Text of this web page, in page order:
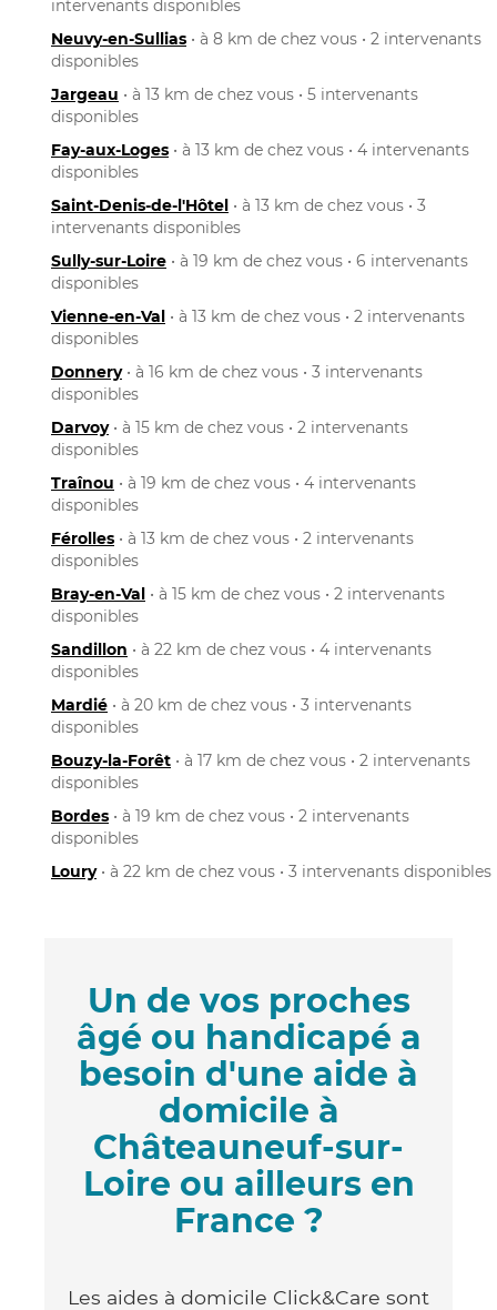
intervenants disponibles
Neuvy-en-Sullias • à 8 km de chez vous • 2 intervenants
disponibles
Jargeau • à 13 km de chez vous • 5 intervenants
disponibles
Fay-aux-Loges • à 13 km de chez vous • 4 intervenants
disponibles
Saint-Denis-de-l'Hôtel • à 13 km de chez vous • 3
intervenants disponibles
Sully-sur-Loire • à 19 km de chez vous • 6 intervenants
disponibles
Vienne-en-Val • à 13 km de chez vous • 2 intervenants
disponibles
Donnery• à 16 km de chez vous • 3 intervenants
disponibles
Darvoy• à 15 km de chez vous • 2 intervenants
disponibles
Traînou • à 19 km de chez vous • 4 intervenants
disponibles
Férolles • à 13 km de chez vous • 2 intervenants
disponibles
Bray-en-Val • à 15 km de chez vous • 2 intervenants
disponibles
Sandillon • à 22 km de chez vous • 4 intervenants
disponibles
Mardié • à 20 km de chez vous • 3 intervenants
disponibles
Bouzy-la-Forêt • à 17 km de chez vous • 2 intervenants
disponibles
Bordes • à 19 km de chez vous • 2 intervenants
disponibles
Loury• à 22 km de chez vous • 3 intervenants disponibles
Un de vos proches
âgé ou handicapé a
besoin d'une aide à
domicile à
Châteauneuf-sur-
Loire ou ailleurs en
France ?
Les aides à domicile Click&Care sont